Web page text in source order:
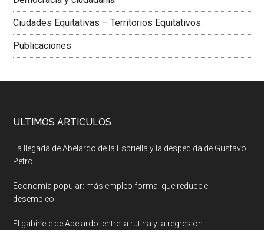
Ciudades Equitativas – Territorios Equitativos
Publicaciones
ULTIMOS ARTICULOS
La llegada de Abelardo de la Espriella y la despedida de Gustavo
Petro
Economía popular: más empleo formal que reduce el
desempleo
El gabinete de Abelardo: entre la rutina y la regresión